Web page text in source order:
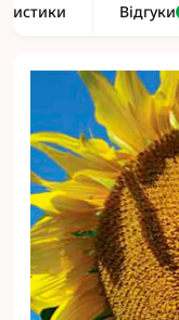
Відгуки